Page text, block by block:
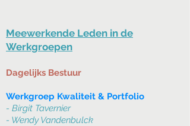
Meewerkende Leden in de
Werkgroepen
Dagelijks Bestuur
Werkgroep Kwaliteit & Portfolio
- Birgit Tavernier
- Wendy Vandenbulck